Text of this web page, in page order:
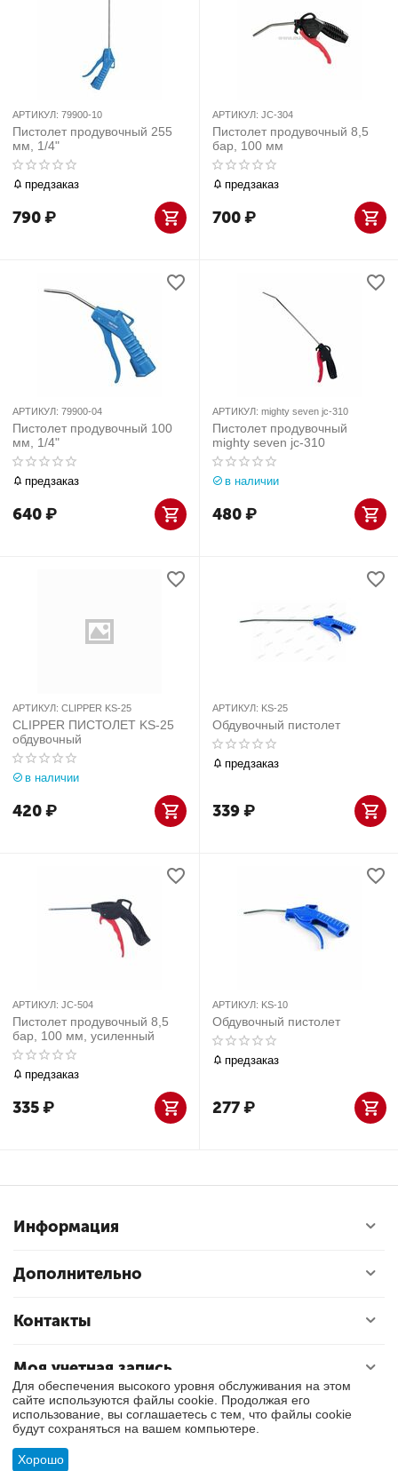
АРТИКУЛ: 79900-10
Пистолет продувочный 255
мм, 1/4"
предзаказ
790₽
АРТИКУЛ: JC-304
Пистолет продувочный 8,5
бар, 100 мм
предзаказ
700₽
АРТИКУЛ: 79900-04
Пистолет продувочный 100
мм, 1/4"
предзаказ
640₽
АРТИКУЛ: mighty seven jc-310
Пистолет продувочный
mighty seven jc-310
в наличии
480₽
АРТИКУЛ: CLIPPER KS-25
CLIPPER ПИСТОЛЕТ KS-25
обдувочный
в наличии
420₽
АРТИКУЛ: KS-25
Обдувочный пистолет
предзаказ
339₽
АРТИКУЛ: JC-504
Пистолет продувочный 8,5
бар, 100 мм, усиленный
предзаказ
335₽
АРТИКУЛ: KS-10
Обдувочный пистолет
предзаказ
277₽
Информация
Дополнительно
Контакты
Моя учетная запись
© 2018 - 2026 Exly. Все права защищены.
Для обеспечения высокого уровня обслуживания на этом
сайте используются файлы cookie. Продолжая его
использование, вы соглашаетесь с тем, что файлы cookie
будут сохраняться на вашем компьютере.
Хорошо